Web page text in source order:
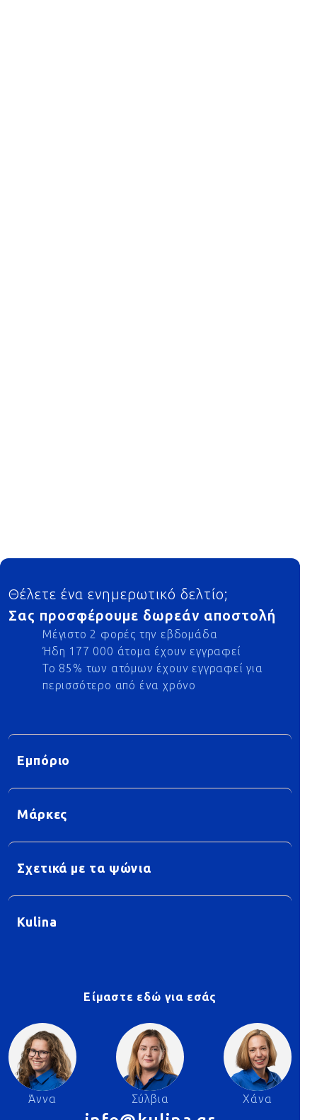
Footer
Θέλετε ένα ενημερωτικό δελτίο;
Σας προσφέρουμε δωρεάν αποστολή
Μέγιστο 2 φορές την εβδομάδα
Ήδη 177 000 άτομα έχουν εγγραφεί
Το 85% των ατόμων έχουν εγγραφεί για
περισσότερο από ένα χρόνο
Εμπόριο
Μάρκες
Σχετικά με τα ψώνια
Kulina
Είμαστε εδώ για εσάς
Άννα Σύλβια Χάνα